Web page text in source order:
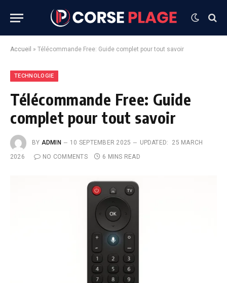
Accueil » Télécommande Free: Guide complet pour tout savoir
TECHNOLOGIE
Télécommande Free: Guide
complet pour tout savoir
BY ADMIN 10 SEPTEMBER 2025 UPDATED:
25 MARCH
2026
NO COMMENTS 6 MINS READ